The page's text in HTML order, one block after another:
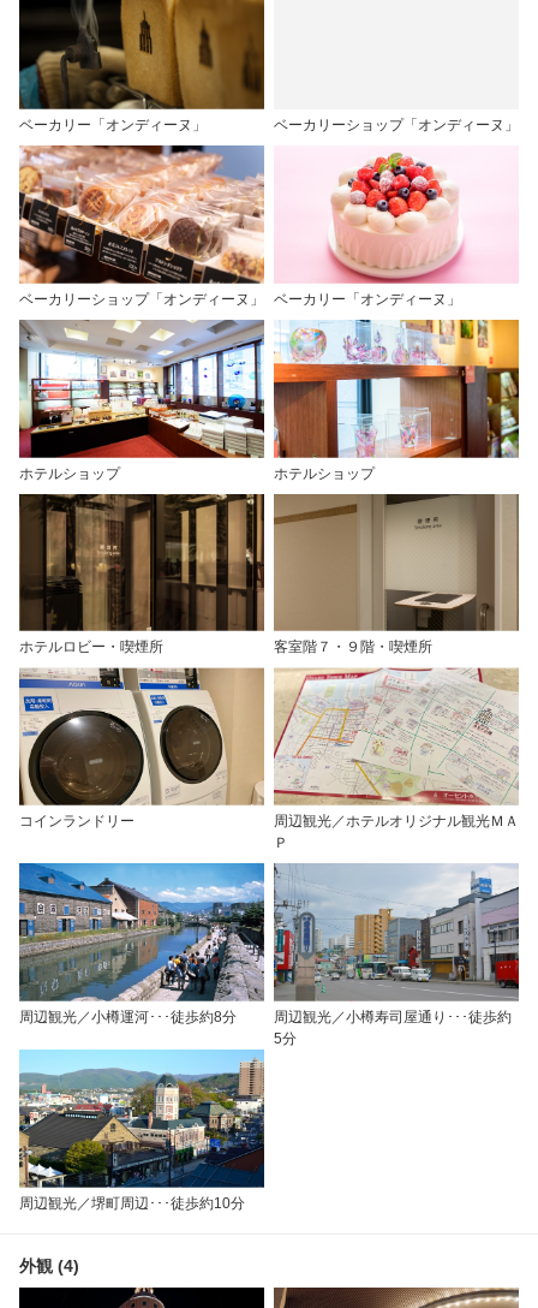
ベーカリー「オンディーヌ」 ベーカリーショップ「オンディーヌ」
ベーカリーショップ「オンディーヌ」 ベーカリー「オンディーヌ」
ホテルショップ ホテルショップ
ホテルロビー・喫煙所 客室階７・９階・喫煙所
コインランドリー
周辺観光／ホテルオリジナル観光ＭＡ
Ｐ
周辺観光／小樽運河･･･徒歩約8分
周辺観光／小樽寿司屋通り･･･徒歩約
5分
周辺観光／堺町周辺･･･徒歩約10分
外観 (4)